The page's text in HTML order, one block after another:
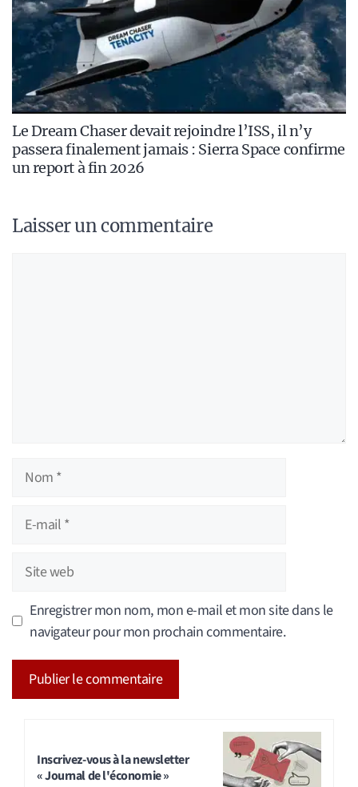
Le Dream Chaser devait rejoindre l’ISS, il n’y
passera finalement jamais : Sierra Space confirme
un report à fin 2026
Laisser un commentaire
Nom
Site
web
Enregistrer mon nom, mon e-mail et mon site dans le
navigateur pour mon prochain commentaire.
Inscrivez-vous à la newsletter
« Journal de l'économie »